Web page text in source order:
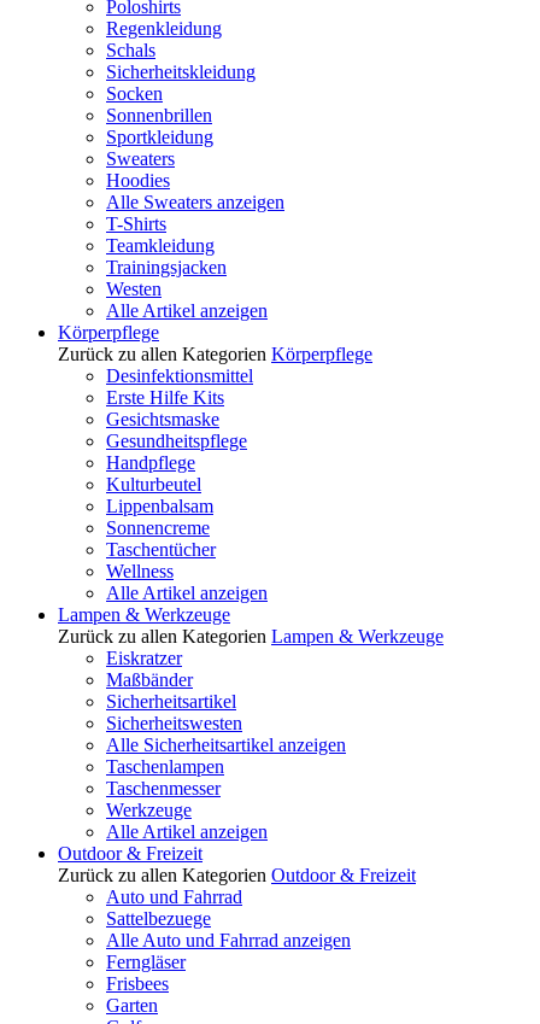
Poloshirts
Regenkleidung
Schals
Sicherheitskleidung
Socken
Sonnenbrillen
Sportkleidung
Sweaters
Hoodies
Alle Sweaters anzeigen
T-Shirts
Teamkleidung
Trainingsjacken
Westen
Alle Artikel anzeigen
Körperpflege
Zurück zu allen Kategorien Körperpflege
Desinfektionsmittel
Erste Hilfe Kits
Gesichtsmaske
Gesundheitspflege
Handpflege
Kulturbeutel
Lippenbalsam
Sonnencreme
Taschentücher
Wellness
Alle Artikel anzeigen
Lampen & Werkzeuge
Zurück zu allen Kategorien Lampen & Werkzeuge
Eiskratzer
Maßbänder
Sicherheitsartikel
Sicherheitswesten
Alle Sicherheitsartikel anzeigen
Taschenlampen
Taschenmesser
Werkzeuge
Alle Artikel anzeigen
Outdoor & Freizeit
Zurück zu allen Kategorien Outdoor & Freizeit
Auto und Fahrrad
Sattelbezuege
Alle Auto und Fahrrad anzeigen
Ferngläser
Frisbees
Garten